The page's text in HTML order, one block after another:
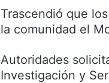
Trascendió que
la comunidad el
Autoridades
Investigación y